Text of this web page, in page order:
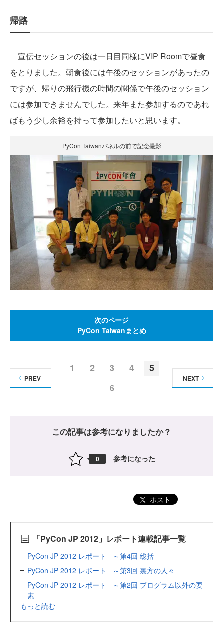
帰路
宣伝セッションの後は一日目同様にVIP Roomで昼食
をとりました。朝食後には午後のセッションがあったの
ですが、帰りの飛行機の時間の関係で午後のセッション
には参加できませんでした。来年また参加するのであれ
ばもう少し余裕を持って参加したいと思います。
PyCon Taiwanパネルの前で記念撮影
次のページ
PyCon Taiwanまとめ
1 2 3 4
5
6
PREV NEXT
この記事は参考になりましたか？
0 参考になった
ポスト
「PyCon JP 2012」レポート連載記事一覧
PyCon JP 2012 レポート ～第4回 総括
PyCon JP 2012 レポート ～第3回 裏方の人々
PyCon JP 2012 レポート ～第2回 プログラム以外の要
素
もっと読む